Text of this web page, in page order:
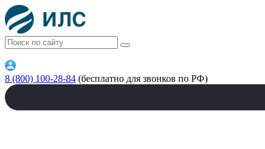
8 (800) 100-28-84 (бесплатно для звонков по РФ)